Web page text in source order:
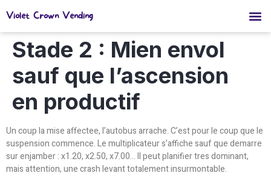
Violet Crown Vending
Stade 2 : Mien envol
sauf que l’ascension
en productif
Un coup la mise affectee, l’autobus arrache. C’est pour le coup que le
suspension commence. Le multiplicateur s’affiche sauf que demarre
sur enjamber : x1.20, x2.50, x7.00… Il peut planifier tres dominant,
mais attention, une crash levant totalement insurmontable.